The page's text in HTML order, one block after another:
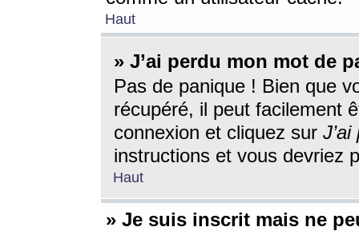
Haut
» J’ai perdu mon mot de
Pas de panique ! Bien que
récupéré, il peut facilement
connexion et cliquez sur
instructions et vous devriez
Haut
» Je suis inscrit mais ne